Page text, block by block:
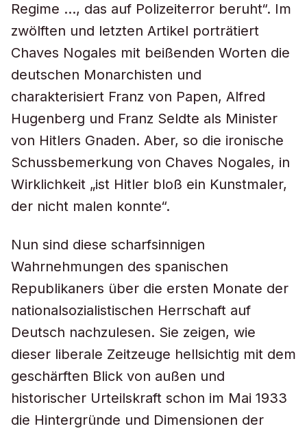
Regime …, das auf Polizeiterror beruht“. Im
zwölften und letzten Artikel porträtiert
Chaves Nogales mit beißenden Worten die
deutschen Monarchisten und
charakterisiert Franz von Papen, Alfred
Hugenberg und Franz Seldte als Minister
von Hitlers Gnaden. Aber, so die ironische
Schussbemerkung von Chaves Nogales, in
Wirklichkeit „ist Hitler bloß ein Kunstmaler,
der nicht malen konnte“.
Nun sind diese scharfsinnigen
Wahrnehmungen des spanischen
Republikaners über die ersten Monate der
nationalsozialistischen Herrschaft auf
Deutsch nachzulesen. Sie zeigen, wie
dieser liberale Zeitzeuge hellsichtig mit dem
geschärften Blick von außen und
historischer Urteilskraft schon im Mai 1933
die Hintergründe und Dimensionen der